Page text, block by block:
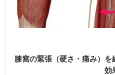
膝窩の緊張（硬さ・痛み）
効